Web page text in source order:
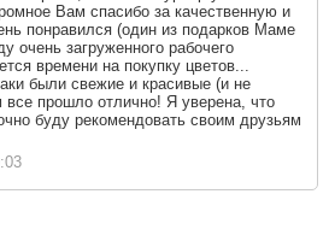
Вам спасибо за качественную и
понравился (один из подарков Маме
очень загруженного рабочего
времени на покупку цветов...
были свежие и красивые (и не
прошло отлично! Я уверена, что
буду рекомендовать своим друзьям